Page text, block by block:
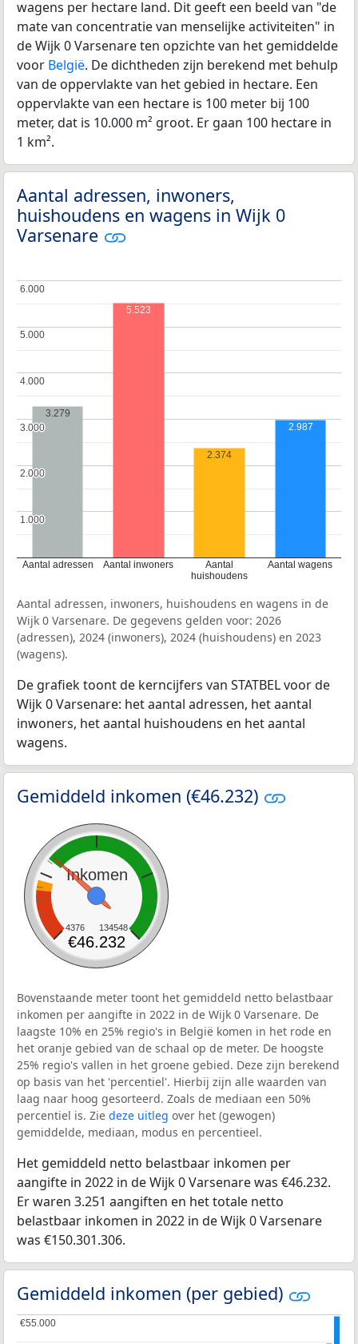
wagens per hectare land. Dit geeft een beeld van "de
mate van concentratie van menselijke activiteiten" in
de Wijk 0 Varsenare ten opzichte van het gemiddelde
voor België. De dichtheden zijn berekend met behulp
van de oppervlakte van het gebied in hectare. Een
oppervlakte van een hectare is 100 meter bij 100
meter, dat is 10.000 m² groot. Er gaan 100 hectare in
1 km².
Aantal adressen, inwoners,
huishoudens en wagens in Wijk 0
Varsenare
Aantal adressen Aantal inwoners
Aantal
huishoudens
Aantal wagens
1.000
1.000
2.000
2.000
3.000
3.000
4.000
4.000
5.000
5.000
6.000
6.000
3.279
5.523
2.374
2.987
Aantal adressen, inwoners, huishoudens en wagens in de
Wijk 0 Varsenare. De gegevens gelden voor: 2026
(adressen), 2024 (inwoners), 2024 (huishoudens) en 2023
(wagens).
De grafiek toont de kerncijfers van STATBEL voor de
Wijk 0 Varsenare: het aantal adressen, het aantal
inwoners, het aantal huishoudens en het aantal
wagens.
Gemiddeld inkomen (€46.232)
Inkomen
4376 134548
€46.232
Bovenstaande meter toont het gemiddeld netto belastbaar
inkomen per aangifte in 2022 in de Wijk 0 Varsenare. De
laagste 10% en 25% regio's in België komen in het rode en
het oranje gebied van de schaal op de meter. De hoogste
25% regio's vallen in het groene gebied. Deze zijn berekend
op basis van het 'percentiel'. Hierbij zijn alle waarden van
laag naar hoog gesorteerd. Zoals de mediaan een 50%
percentiel is. Zie deze uitleg over het (gewogen)
gemiddelde, mediaan, modus en percentieel.
Het gemiddeld netto belastbaar inkomen per
aangifte in 2022 in de Wijk 0 Varsenare was €46.232.
Er waren 3.251 aangiften en het totale netto
belastbaar inkomen in 2022 in de Wijk 0 Varsenare
was €150.301.306.
Gemiddeld inkomen (per gebied)
€55.000
€55.000